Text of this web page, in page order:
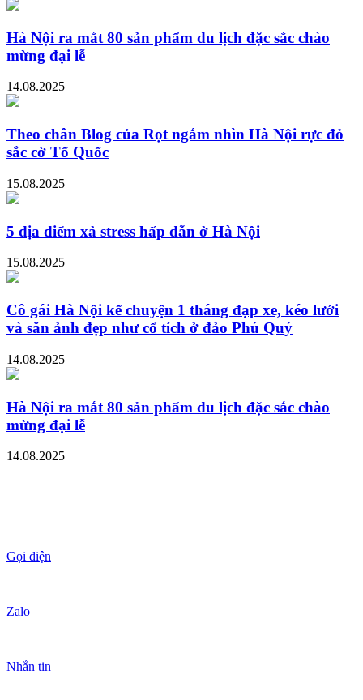
Hà Nội ra mắt 80 sản phẩm du lịch đặc sắc chào
mừng đại lễ
14.08.2025
Theo chân Blog của Rọt ngắm nhìn Hà Nội rực đỏ
sắc cờ Tổ Quốc
15.08.2025
5 địa điểm xả stress hấp dẫn ở Hà Nội
15.08.2025
Cô gái Hà Nội kể chuyện 1 tháng đạp xe, kéo lưới
và săn ảnh đẹp như cổ tích ở đảo Phú Quý
14.08.2025
Hà Nội ra mắt 80 sản phẩm du lịch đặc sắc chào
mừng đại lễ
14.08.2025
Gọi điện
Zalo
Nhắn tin